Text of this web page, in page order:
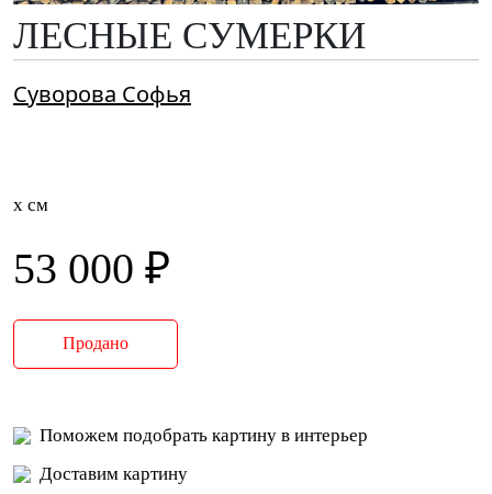
ЛЕСНЫЕ СУМЕРКИ
Суворова Софья
x см
53 000 ₽
Продано
Поможем подобрать картину в интерьер
Доставим картину